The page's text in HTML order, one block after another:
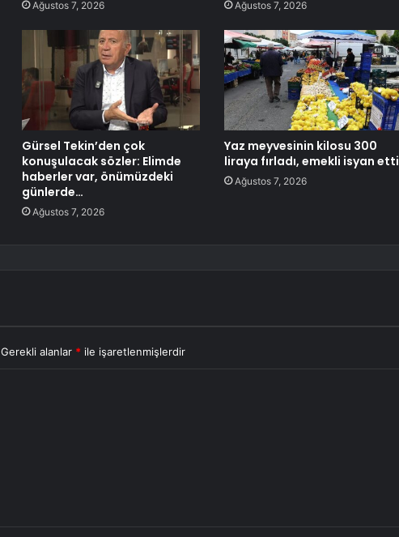
Ağustos 7, 2026 Ağustos 7, 2026
Gürsel Tekin’den çok
konuşulacak sözler: Elimde
haberler var, önümüzdeki
günlerde…
Ağustos 7, 2026
Yaz meyvesinin kilosu 300
liraya fırladı, emekli isyan etti
Ağustos 7, 2026
Gerekli alanlar * ile işaretlenmişlerdir